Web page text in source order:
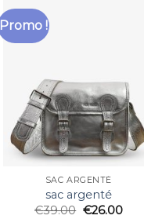
Promo !
SAC ARGENTÉ
sac argenté
€39.00 €26.00